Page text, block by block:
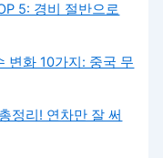
5: 경비 절반으로
변화 10가지: 중국 무
정리! 연차만 잘 써